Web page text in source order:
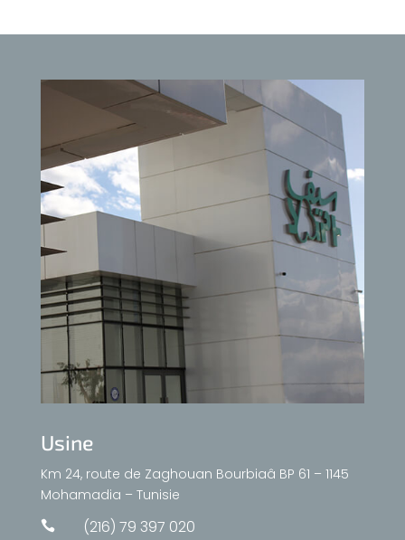
Usine
Km 24, route de Zaghouan Bourbiaâ BP 61 – 1145
Mohamadia – Tunisie
 (216) 79 397 020